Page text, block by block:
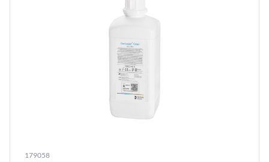
179058